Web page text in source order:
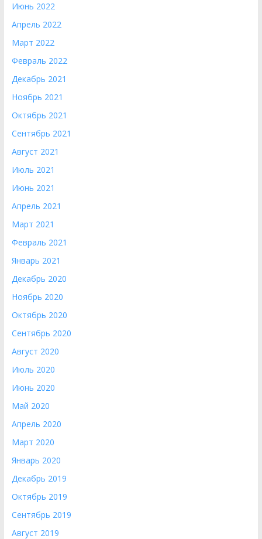
Июнь 2022
Апрель 2022
Март 2022
Февраль 2022
Декабрь 2021
Ноябрь 2021
Октябрь 2021
Сентябрь 2021
Август 2021
Июль 2021
Июнь 2021
Апрель 2021
Март 2021
Февраль 2021
Январь 2021
Декабрь 2020
Ноябрь 2020
Октябрь 2020
Сентябрь 2020
Август 2020
Июль 2020
Июнь 2020
Май 2020
Апрель 2020
Март 2020
Январь 2020
Декабрь 2019
Октябрь 2019
Сентябрь 2019
Август 2019